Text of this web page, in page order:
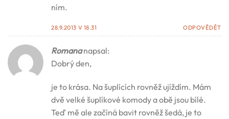
ním.
28.9.2013 V 18.31 ODPOVĚDĚT
Romana napsal:
Dobrý den,
je to krása. Na šuplících rovněž ujíždím. Mám
dvě velké šuplíkové komody a obě jsou bílé.
Teď mě ale začíná bavit rovněž šedá, je to